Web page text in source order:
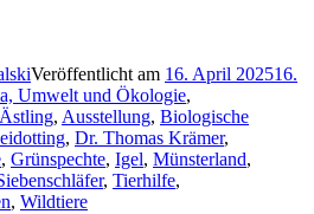
Veröffentlicht am 16. April 202516.
Umwelt und Ökologie,
Ästling, Ausstellung, Biologische
, Dr. Thomas Krämer,
, Grünspechte, Igel, Münsterland,
, Tierhilfe,
, Wildtiere